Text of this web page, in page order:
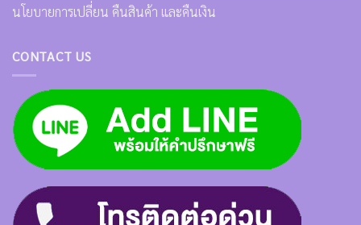
นโยบายการเปลี่ยน คืนสินค้า และคืนเงิน
CONTACT US